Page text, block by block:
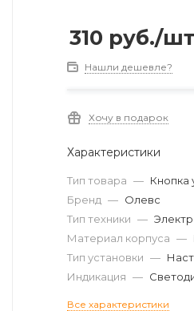
310 руб./шт
Нашли дешевле?
Хочу в подарок
Характеристики
Тип товара — Кнопка
Бренд — Олевс
Тип техники —
Материал корпуса —
Тип установки —
Индикация —
Все характеристики